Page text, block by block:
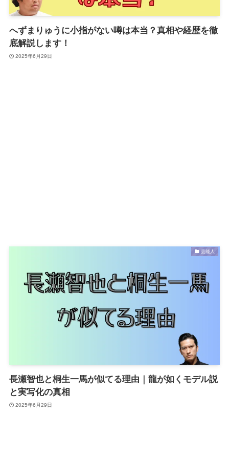
へずまりゅうに小指がない噂は本当？真相や経歴を徹
底解説します！
2025年6月29日
芸能人
長瀬智也と桐生一馬が似てる理由｜龍が如くモデル説
と実写化の真相
2025年6月29日